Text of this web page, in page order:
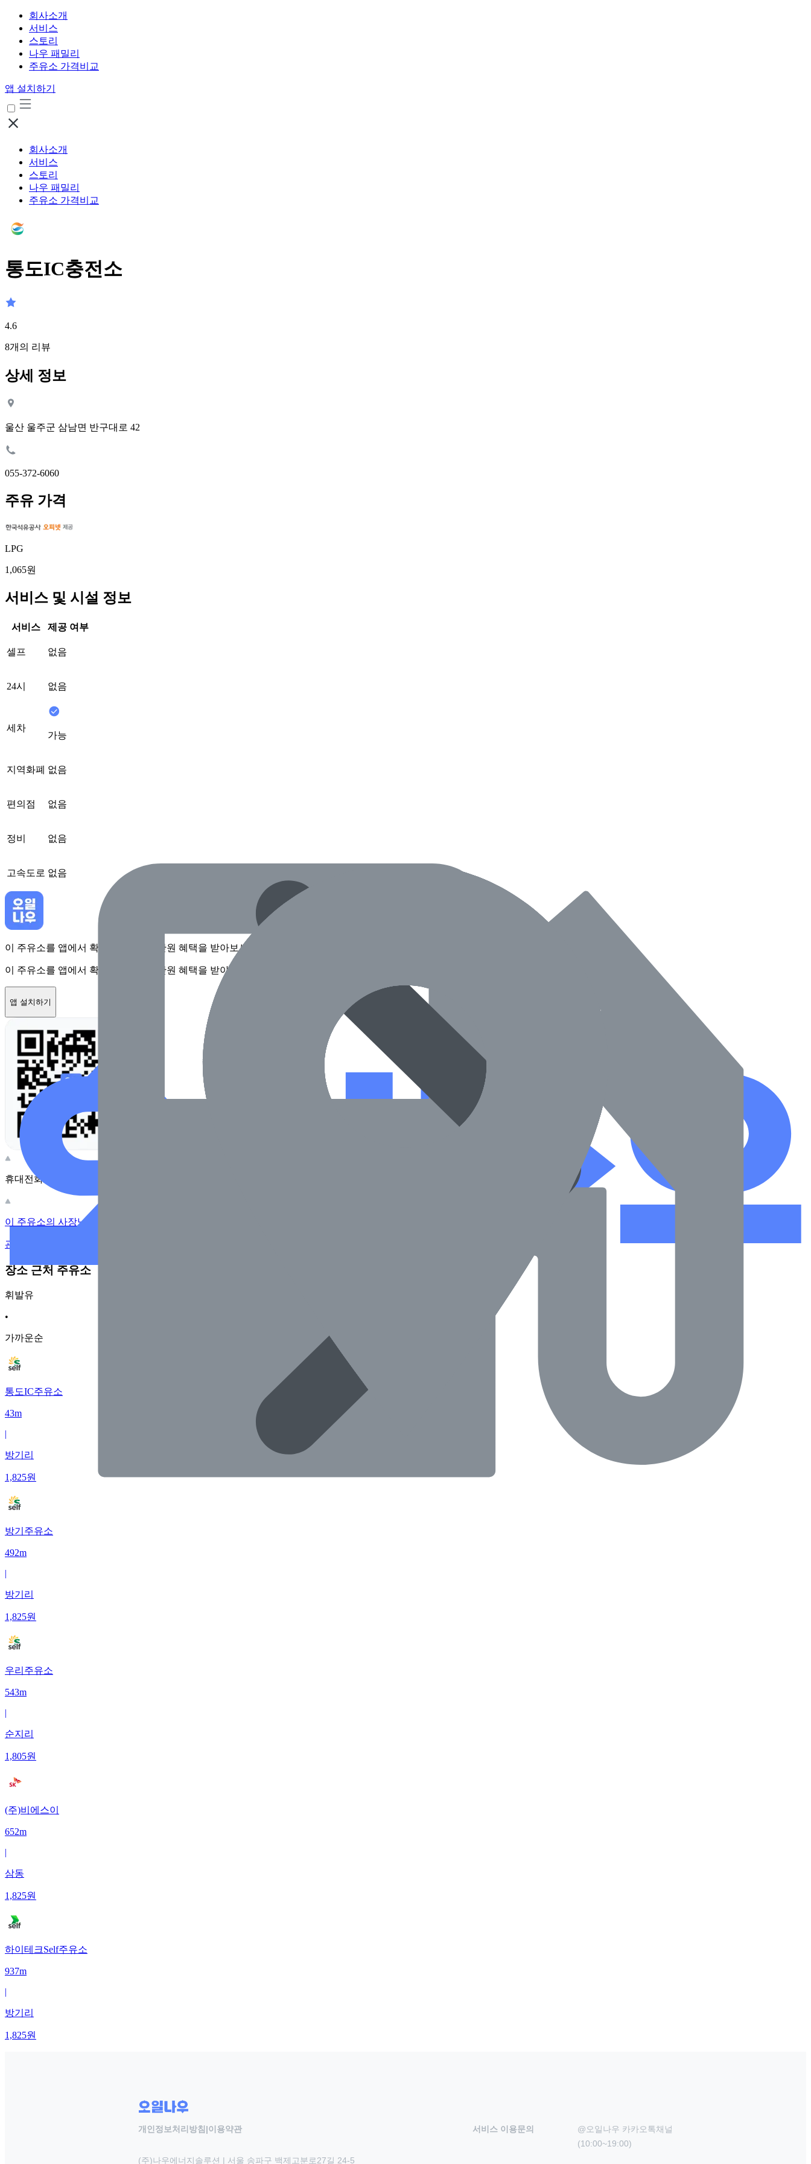
회사소개
서비스
스토리
나우 패밀리
주유소 가격비교
앱 설치하기
회사소개
서비스
스토리
나우 패밀리
주유소 가격비교
통도IC충전소
4.6
8개의 리뷰
상세 정보
울산 울주군 삼남면 반구대로 42
055-372-6060
주유 가격
LPG
1,065원
서비스 및 시설 정보
서비스 제공 여부
셀프 없음
24시 없음
세차
가능
지역화폐 없음
편의점 없음
정비 없음
고속도로 없음
이 주유소를 앱에서 확인하고 최대 1만원 혜택을 받아보세요
이 주유소를 앱에서 확인하고 최대 1만원 혜택을 받아보세요
앱 설치하기
휴대전화 카메라로 찍어보세요
이 주유소의 사장님이신가요?
관리하기
장소 근처 주유소
휘발유
•
가까운순
통도IC주유소
43m
|
방기리
1,825원
방기주유소
492m
|
방기리
1,825원
우리주유소
543m
|
순지리
1,805원
(주)비에스이
652m
|
삼동
1,825원
하이테크Self주유소
937m
|
방기리
1,825원
개인정보처리방침 |이용약관
(주)나우에너지솔루션 | 서울 송파구 백제고분로27길 24-5
서비스 이용문의
@오일나우 카카오톡채널
(10:00~19:00)